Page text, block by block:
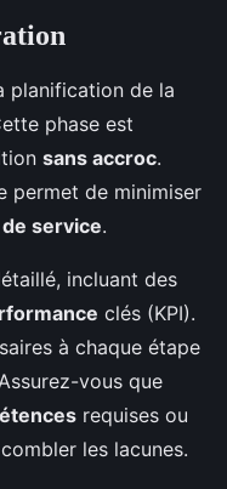
planification de la
phase est
sans accroc.
permet de minimiser
service.
incluant des
clés (KPI).
à chaque étape
vous que
requises ou
les lacunes.